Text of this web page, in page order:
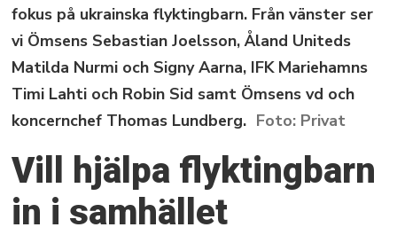
fokus på ukrainska flyktingbarn. Från vänster ser
vi Ömsens Sebastian Joelsson, Åland Uniteds
Matilda Nurmi och Signy Aarna, IFK Mariehamns
Timi Lahti och Robin Sid samt Ömsens vd och
koncernchef Thomas Lundberg.
Privat
Vill hjälpa flyktingbarn
in i samhället